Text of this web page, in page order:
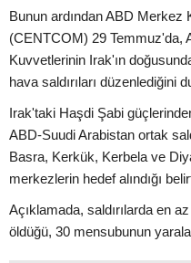
Bunun ardından ABD Merkez
(CENTCOM) 29 Temmuz'da,
Kuvvetlerinin Irak'ın
hava saldırıları düzenlediğini
Irak'taki Haşdi Şabi
ABD-Suudi Arabistan ortak
Basra, Kerkük, Kerbela ve
merkezlerin hedef alındığı
Açıklamada, saldırılarda en
öldüğü, 30 mensubunun